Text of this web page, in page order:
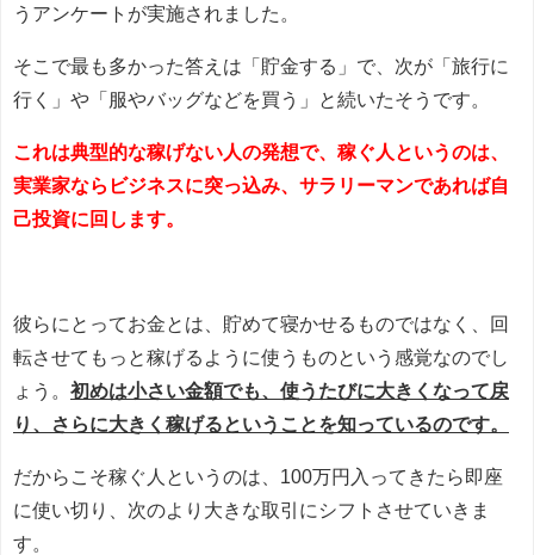
うアンケートが実施されました。
そこで最も多かった答えは「貯金する」で、次が「旅行に
行く」や「服やバッグなどを買う」と続いたそうです。
これは典型的な稼げない人の発想で、稼ぐ人というのは、
実業家ならビジネスに突っ込み、サラリーマンであれば自
己投資に回します。
彼らにとってお金とは、貯めて寝かせるものではなく、回
転させてもっと稼げるように使うものという感覚なのでし
ょう。 初めは小さい金額でも、使うたびに大きくなって戻
り、さらに大きく稼げるということを知っているのです。
だからこそ稼ぐ人というのは、100万円入ってきたら即座
に使い切り、次のより大きな取引にシフトさせていきま
す。